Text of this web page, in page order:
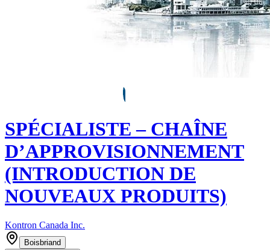
SPÉCIALISTE – CHAÎNE
D’APPROVISIONNEMENT
(INTRODUCTION DE
NOUVEAUX PRODUITS)
Kontron Canada Inc.
Boisbriand